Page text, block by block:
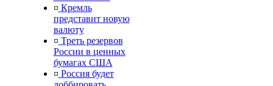
¤ Кремль
представит новую
валюту
¤ Треть резервов
России в ценных
бумагах США
¤ Россия будет